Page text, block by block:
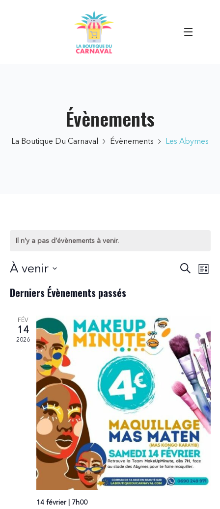
Évènements
La Boutique Du Carnaval Évènements Les Abymes
Il n’y a pas d’évènements à venir.
vues
Liste
À venir
une
Derniers Évènements passés
FÉV
14
2026
14 février | 7h00